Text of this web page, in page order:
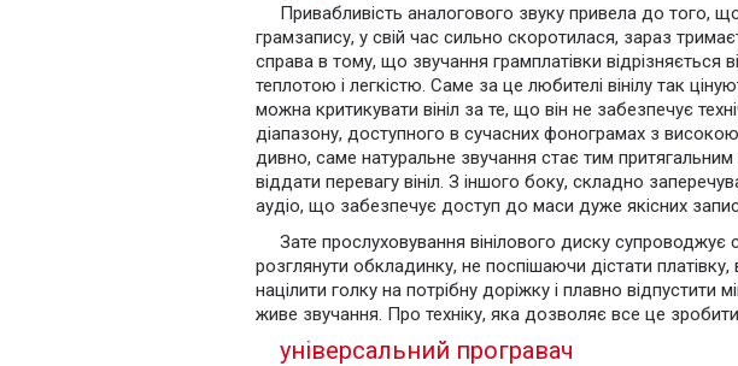
Привабливість аналогового звуку привела до того,
грамзапису, у свій час сильно скоротилася, зараз
справа в тому, що звучання грамплатівки відрізняється
теплотою і легкістю. Саме за це любителі вінілу так
можна критикувати вініл за те, що він не забезпечує
діапазону, доступного в сучасних фонограмах з
дивно, саме натуральне звучання стає тим
віддати перевагу вініл. З іншого боку, складно
аудіо, що забезпечує доступ до маси дуже якісних
Зате прослуховування вінілового диску супроводжує
розглянути обкладинку, не поспішаючи дістати платівку,
націлити голку на потрібну доріжку і плавно відпустити
живе звучання. Про техніку, яка дозволяє все це
універсальний програвач